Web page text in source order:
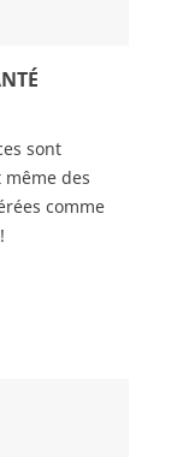
sont
des
comme